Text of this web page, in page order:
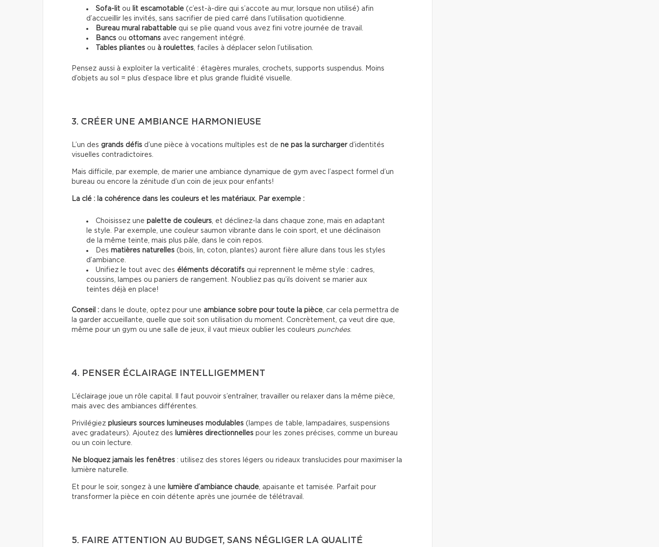
Sofa-lit ou lit escamotable (c’est-à-dire qui s’accote au mur, lorsque non utilisé) afin
d’accueillir les invités, sans sacrifier de pied carré dans l’utilisation quotidienne.
Bureau mural rabattable qui se plie quand vous avez fini votre journée de travail.
Bancs ou ottomans avec rangement intégré.
Tables pliantes ou à roulettes , faciles à déplacer selon l’utilisation.
Pensez aussi à exploiter la verticalité : étagères murales, crochets, supports suspendus. Moins
d’objets au sol = plus d’espace libre et plus grande fluidité visuelle.
3. CRÉER UNE AMBIANCE HARMONIEUSE
L’un des grands défis d’une pièce à vocations multiples est de ne pas la surchargerd’identités
visuelles contradictoires.
Mais difficile, par exemple, de marier une ambiance dynamique de gym avec l’aspect formel d’un
bureau ou encore la zénitude d’un coin de jeux pour enfants!
La clé : la cohérence dans les couleurs et les matériaux. Par exemple :
Choisissez une palette de couleurs , et déclinez-la dans chaque zone, mais en adaptant
le style. Par exemple, une couleur saumon vibrante dans le coin sport, et une déclinaison
de la même teinte, mais plus pâle, dans le coin repos.
Des matières naturelles (bois, lin, coton, plantes) auront fière allure dans tous les styles
d’ambiance.
Unifiez le tout avec des éléments décoratifs qui reprennent le même style : cadres,
coussins, lampes ou paniers de rangement. N’oubliez pas qu’ils doivent se marier aux
teintes déjà en place!
Conseil : dans le doute, optez pour une ambiance sobre pour toute la pièce , car cela permettra de
la garder accueillante, quelle que soit son utilisation du moment. Concrètement, ça veut dire que,
même pour un gym ou une salle de jeux, il vaut mieux oublier les couleurs punchées.
4. PENSER ÉCLAIRAGE INTELLIGEMMENT
L’éclairage joue un rôle capital. Il faut pouvoir s’entraîner, travailler ou relaxer dans la même pièce,
mais avec des ambiances différentes.
Privilégiez plusieurs sources lumineuses modulables (lampes de table, lampadaires, suspensions
avec gradateurs). Ajoutez des lumières directionnelles pour les zones précises, comme un bureau
ou un coin lecture.
Ne bloquez jamais les fenêtres : utilisez des stores légers ou rideaux translucides pour maximiser la
lumière naturelle.
Et pour le soir, songez à une lumière d’ambiance chaude , apaisante et tamisée. Parfait pour
transformer la pièce en coin détente après une journée de télétravail.
5. FAIRE ATTENTION AU BUDGET, SANS NÉGLIGER LA QUALITÉ